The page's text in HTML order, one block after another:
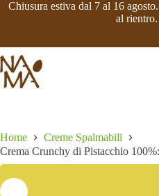
Salta
Chiusura estiva dal 7 al 16
al rientro.
Home
Creme Spalmabili
Crema Crunchy di Pistacchio